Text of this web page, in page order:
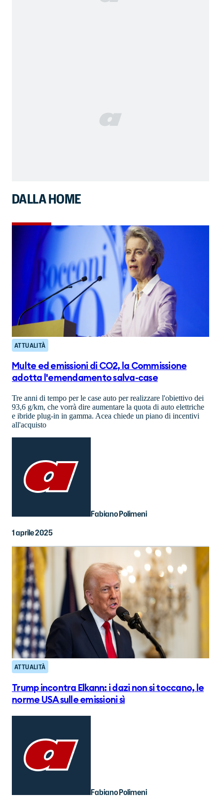
DALLA HOME
ATTUALITÀ
Multe ed emissioni di CO2, la Commissione
adotta l'emendamento salva-case
Tre anni di tempo per le case auto per realizzare l'obiettivo dei
93,6 g/km, che vorrà dire aumentare la quota di auto elettriche
e ibride plug-in in gamma. Acea chiede un piano di incentivi
all'acquisto
Fabiano Polimeni
1 aprile 2025
ATTUALITÀ
Trump incontra Elkann: i dazi non si toccano, le
norme USA sulle emissioni sì
Fabiano Polimeni